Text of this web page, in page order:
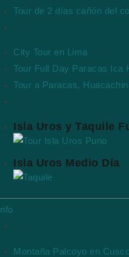
Tour de 2 días cañón del
City Tour en Lima
Tour Full Day Paracas Ica
Tour a Paracas,
Isla Uros y Taquile
Isla Uros Medio Día
Montaña Palcoyo en